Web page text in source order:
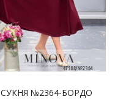
СУКНЯ №2364-БОРДО